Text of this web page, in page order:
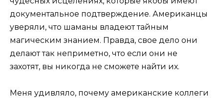
документальное подтверждение. Американцы
уверяли, что шаманы владеют тайным
магическим знанием. Правда, свое дело они
делают так неприметно, что если они не
захотят, вы никогда не сможете найти их.
Меня удивляло, почему американские коллеги